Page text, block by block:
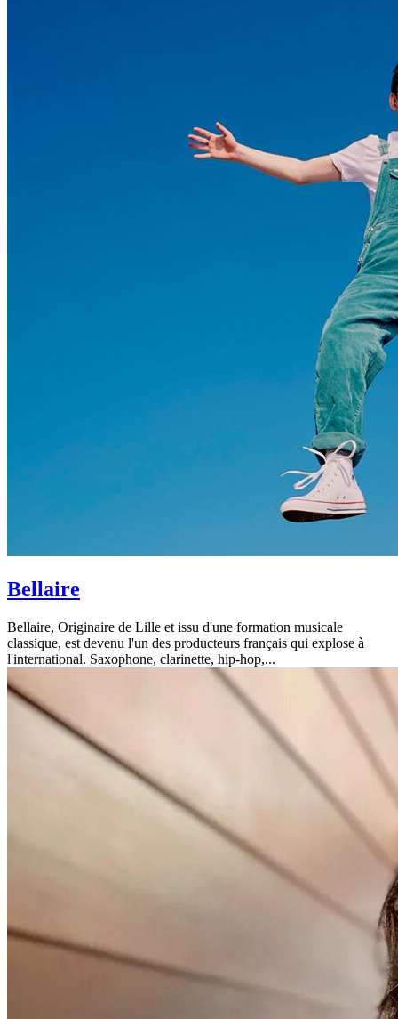
Bellaire
Bellaire, Originaire de Lille et issu d'une formation musicale
classique, est devenu l'un des producteurs français qui explose à
l'international. Saxophone, clarinette, hip-hop,...